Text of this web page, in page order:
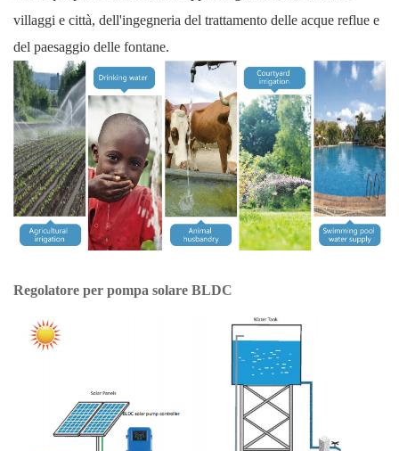
villaggi e città, dell'ingegneria del trattamento delle acque reflue e
del paesaggio delle fontane.
Regolatore per pompa solare BLDC